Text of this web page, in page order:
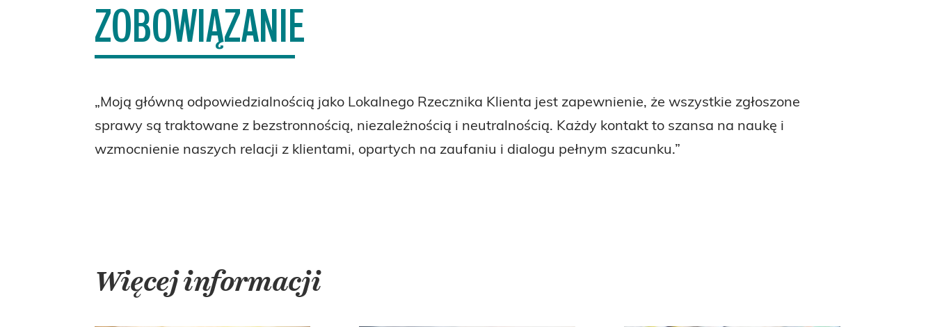
ZOBOWIĄZANIE
„Moją główną odpowiedzialnością jako Lokalnego Rzecznika Klienta jest zapewnienie, że wszystkie zgłoszone
sprawy są traktowane z bezstronnością, niezależnością i neutralnością. Każdy kontakt to szansa na naukę i
wzmocnienie naszych relacji z klientami, opartych na zaufaniu i dialogu pełnym szacunku.”
Więcej informacji